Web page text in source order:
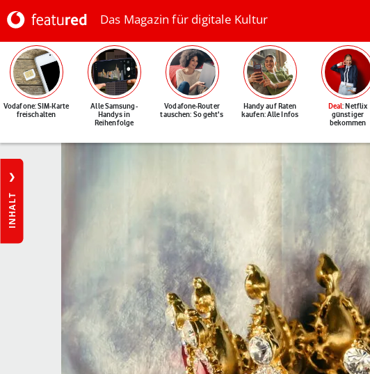
Das Magazin für digitale Kultur
Vodafone: SIM-Karte
freischalten
Alle Samsung-
Handys in
Reihenfolge
Vodafone-Router
tauschen: So geht's
Handy auf Raten
kaufen: Alle Infos
Deal: Netflix
günstiger
bekommen
INHALT